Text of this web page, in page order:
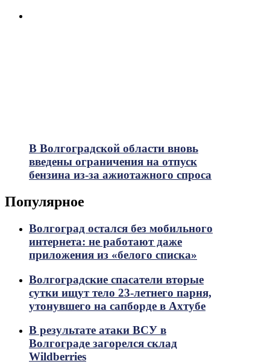
В Волгоградской области вновь
введены ограничения на отпуск
бензина из-за ажиотажного спроса
Популярное
Волгоград остался без мобильного
интернета: не работают даже
приложения из «белого списка»
Волгоградские спасатели вторые
сутки ищут тело 23-летнего парня,
утонувшего на сапборде в Ахтубе
В результате атаки ВСУ в
Волгограде загорелся склад
Wildberries